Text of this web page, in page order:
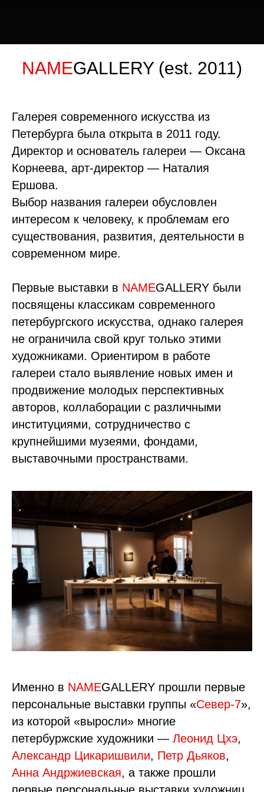
NAMEGALLERY (est. 2011)
Галерея современного искусства из
Петербурга была открыта в 2011 году.
Директор и основатель галереи — Оксана
Корнеева, арт-директор — Наталия
Ершова.
Выбор названия галереи обусловлен
интересом к человеку, к проблемам его
существования, развития, деятельности в
современном мире.
Первые выставки в NAMEGALLERY были
посвящены классикам современного
петербургского искусства, однако галерея
не ограничила свой круг только этими
художниками. Ориентиром в работе
галереи стало выявление новых имен и
продвижение молодых перспективных
авторов, коллаборации с различными
институциями, сотрудничество с
крупнейшими музеями, фондами,
выставочными пространствами.
Именно в NAMEGALLERY прошли первые
персональные выставки группы «Север-7»,
из которой «выросли» многие
петербуржские художники — Леонид Цхэ,
Александр Цикаришвили, Петр Дьяков,
Анна Андржиевская, а также прошли